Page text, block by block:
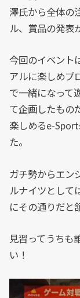
澤氏から全体の
ル、賞品の発表
今回のイベント
アルに楽しめプ
で一緒になって
て企画したもの
楽しめるe-
た。
ガチ勢からエン
ルナイツとして
にその通りだと
見習ってうちも
い！